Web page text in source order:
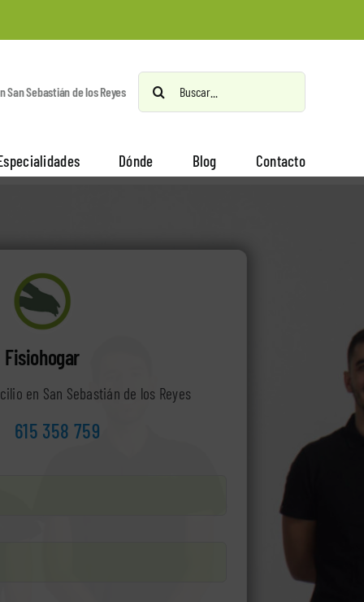
Sebastián de los Reyes
Dónde Blog Contacto
Fisiohogar
en San Sebastián de los Reyes
615 358 759